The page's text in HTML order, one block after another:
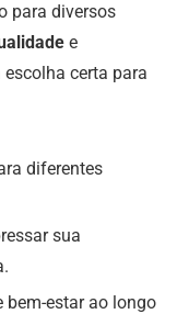
para diversos
e
certa para
diferentes
sua
bem-estar ao longo